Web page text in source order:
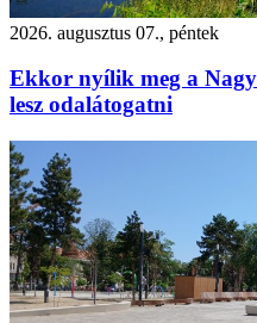
2026. augusztus 07., péntek
Ekkor nyílik meg a
lesz odalátogatni